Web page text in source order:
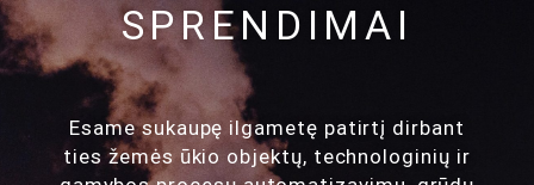
SPRENDIMAI
Esame sukaupę ilgametę patirtį dirbant
ties žemės ūkio objektų, technologinių ir